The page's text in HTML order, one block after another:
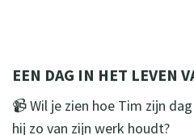
EEN DAG IN HET LEVEN
📹 Wil je zien hoe Tim zijn
hij zo van zijn werk houdt?